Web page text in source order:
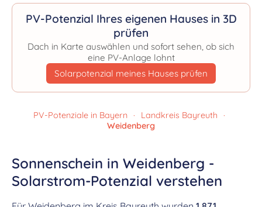
PV-Potenzial Ihres eigenen Hauses in 3D
prüfen
Dach in Karte auswählen und sofort sehen, ob sich
eine PV-Anlage lohnt
Solarpotenzial meines Hauses prüfen
PV-Potenziale in Bayern · Landkreis Bayreuth
·
Weidenberg
Sonnenschein in Weidenberg -
Solarstrom-Potenzial verstehen